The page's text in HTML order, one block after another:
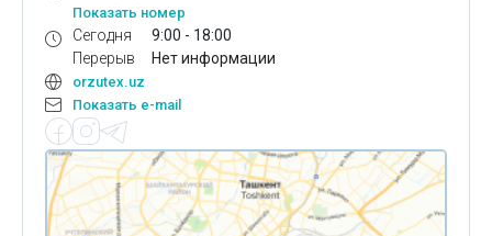
Показать номер
Сегодня
Перерыв
9:00 - 18:00
Нет информации
orzutex.uz
Показать e-mail